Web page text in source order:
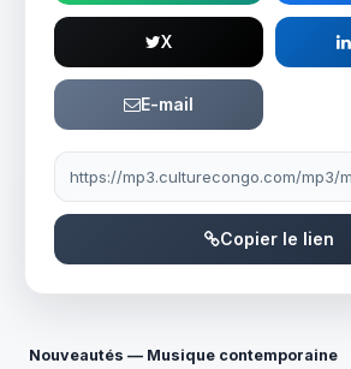
X
E-mail
Lien à partager
Copier le lien
Nouveautés — Musique contemporaine